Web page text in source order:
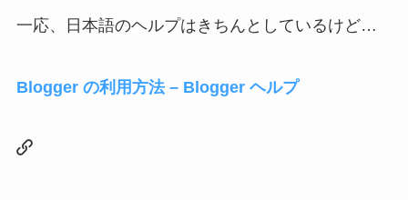
一応、日本語のヘルプはきちんとしているけど…
Blogger の利用方法 – Blogger ヘルプ